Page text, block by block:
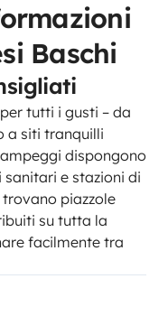
Baschi
tutti i gusti – da
a siti tranquilli
dispongono
e stazioni di
piazzole
su tutta la
facilmente tra